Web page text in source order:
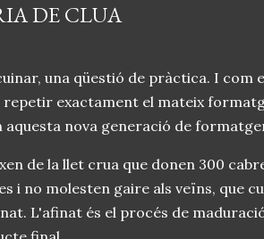
DE CLUA
una qüestió de pràctica. I com
exactament el mateix
nova generació de
de la llet crua que donen 300
i no molesten gaire als veïns, que
L'afinat és el procés de